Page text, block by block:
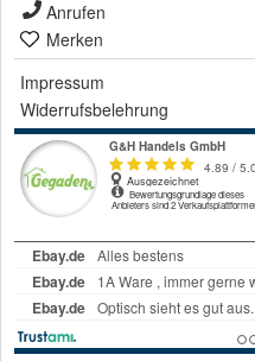
Anrufen
Merken
Impressum
Widerrufsbelehrung